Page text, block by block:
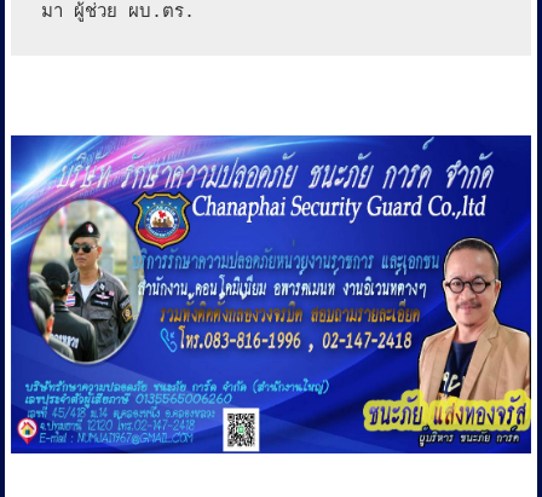
มา ผู้ช่วย ผบ.ตร.